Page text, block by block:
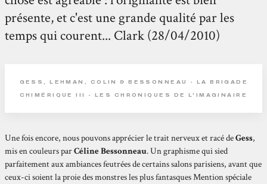
présente, et c'est une grande qualité par les
temps qui courent... Clark (28/04/2010)
GESS, LEHMAN, COLIN & BESSONNEAU - LA BRIGADE
CHIMÉRIQUE III - LES CHRONIQUES DE L'IMAGINAIRE
Une fois encore, nous pouvons apprécier le trait nerveux et racé deGess,
mis en couleurs parCéline Bessonneau. Un graphisme qui sied
parfaitement aux ambiances feutrées de certains salons parisiens, avant que
ceux-ci soient la proie des monstres les plus fantasques Mention spéciale